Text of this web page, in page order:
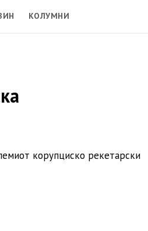
КОЛУМНИ
корупциско рекетарски